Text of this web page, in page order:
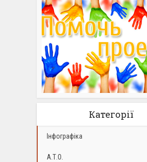
Категорії
Інфографіка
А.Т.О.